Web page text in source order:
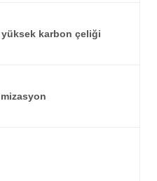
karbon çeliği